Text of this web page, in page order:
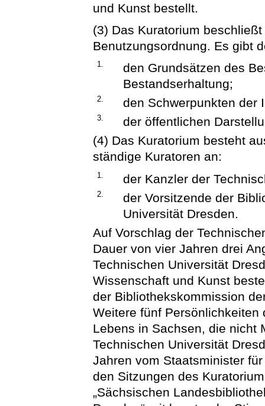
und Kunst bestellt.
(3) Das Kuratorium
Benutzungsordnung. Es gibt
1.
den Grundsätzen des
Bestandserhaltung;
2. den Schwerpunkten der
3.
der öffentlichen
(4) Das Kuratorium besteht
ständige Kuratoren an:
1. der Kanzler der
2.
der Vorsitzende der
Universität Dresden.
Auf Vorschlag der
Dauer von vier Jahren drei
Technischen Universität
Wissenschaft und Kunst
der Bibliothekskommission
Weitere fünf
Lebens in Sachsen, die nicht
Technischen Universität
Jahren vom Staatsminister
den Sitzungen des
„Sächsischen